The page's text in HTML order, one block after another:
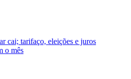
cai; tarifaço, eleições e juros
o mês